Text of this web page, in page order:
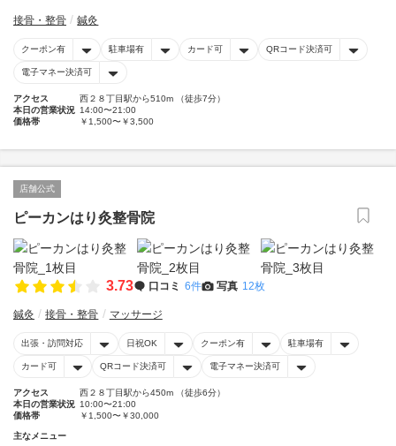
接骨・整骨 鍼灸
クーポン有 駐車場有 カード可 QRコード決済可
電子マネー決済可
アクセス
西２８丁目駅から510m （徒歩7分）
本日の営業状況 14:00〜21:00
価格帯
￥1,500〜￥3,500
店舗公式
ピーカンはり灸整骨院
3.73 口コミ 6件 写真 12枚
鍼灸 接骨・整骨 マッサージ
出張・訪問対応 日祝OK クーポン有 駐車場有
カード可 QRコード決済可 電子マネー決済可
アクセス
西２８丁目駅から450m （徒歩6分）
本日の営業状況 10:00〜21:00
価格帯
￥1,500〜￥30,000
主なメニュー